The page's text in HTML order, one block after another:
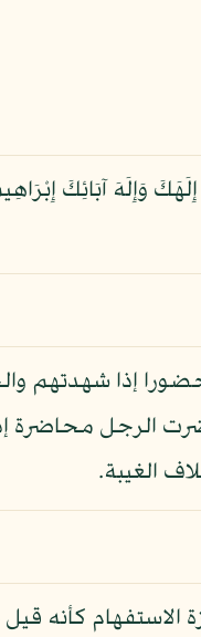
وَإِلَهَ آبَائِكَ
إذا شهدتهم
الرجل
الغيبة.
الاستفهام كأنه